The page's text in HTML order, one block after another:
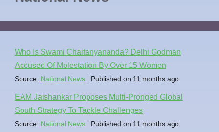
Who Is Swami Chaitanyananda? Delhi Godman
Accused Of Molestation By Over 15 Women
Source: National News Published on 11 months ago
EAM Jaishankar Proposes Multi-Pronged Global
South Strategy To Tackle Challenges
Source: National News Published on 11 months ago